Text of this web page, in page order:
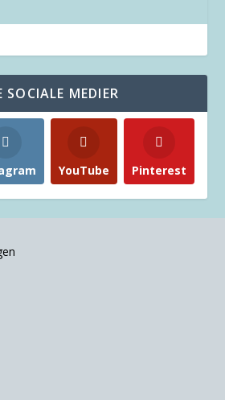
MEDIER
YouTube Pinterest